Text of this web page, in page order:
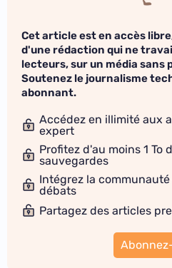
Cet article est en accès
d'une rédaction qui ne
lecteurs, sur un média sans
Soutenez le journalisme
abonnant.
Accédez en illimité aux
expert
Profitez d'au moins 1 To
sauvegardes
Intégrez la
débats
Partagez des articles